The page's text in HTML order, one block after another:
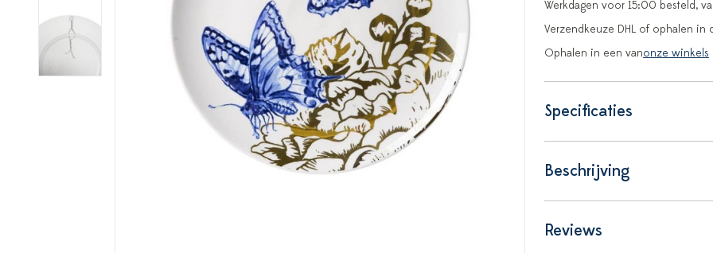
Werkdagen voor 15:00 besteld,
Verzendkeuze DHL of ophalen in
Ophalen in een vanonze winkels
Specificaties
Beschrijving
Reviews